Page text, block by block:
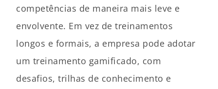
competências de maneira mais leve e
envolvente. Em vez de treinamentos
longos e formais, a empresa pode adotar
um treinamento gamificado, com
desafios, trilhas de conhecimento e